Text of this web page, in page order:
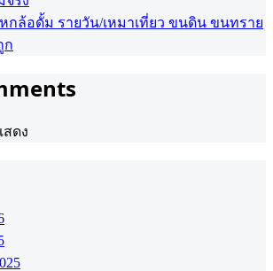
กล้อดั้ม รายวัน/เหมาเที่ยว ขนดิน ขนทราย
ก
ดง